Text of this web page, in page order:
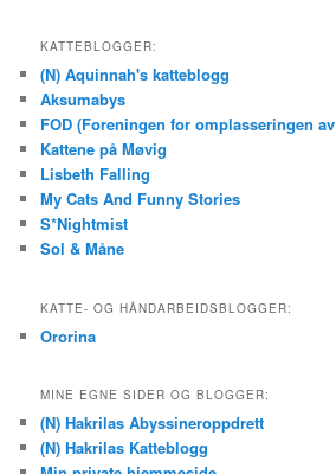
KATTEBLOGGER:
(N) Aquinnah's katteblogg
Aksumabys
FOD (Foreningen for omplasseringen
Kattene på Møvig
Lisbeth Falling
My Cats And Funny Stories
S*Nightmist
Sol & Måne
KATTE- OG HÅNDARBEIDSBLOGGER:
Ororina
MINE EGNE SIDER OG BLOGGER:
(N) Hakrilas Abyssineroppdrett
(N) Hakrilas Katteblogg